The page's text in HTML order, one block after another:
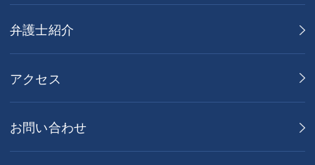
弁護士紹介
アクセス
お問い合わせ